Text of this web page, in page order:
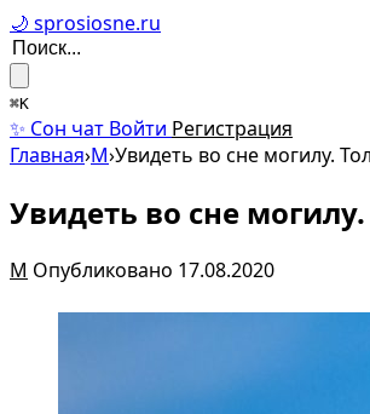
🌙 sprosiosne.ru
⌘K
✨ Сон чат Войти Регистрация
Главная›М›Увидеть во сне могилу.
Увидеть во сне
М Опубликовано 17.08.2020